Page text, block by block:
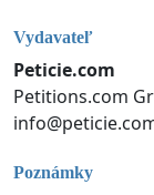
Vydavateľ
Peticie.com
Petitions.com
Poznámky